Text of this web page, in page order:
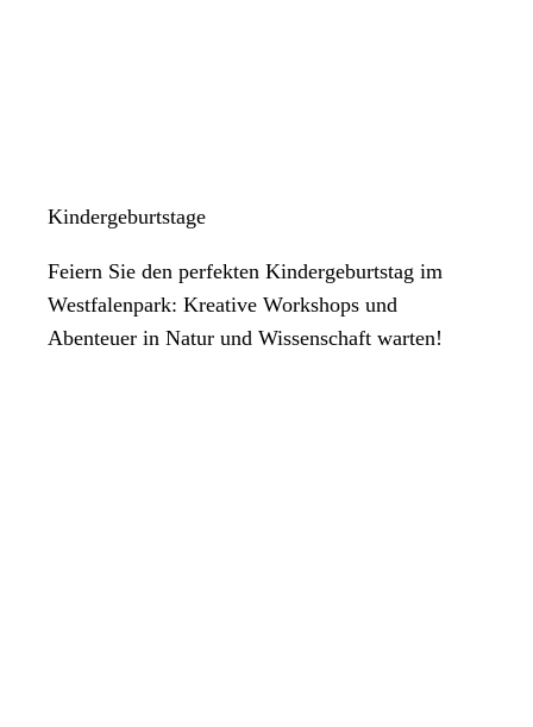
Kindergeburtstage
Feiern Sie den perfekten Kindergeburtstag im
Westfalenpark: Kreative Workshops und
Abenteuer in Natur und Wissenschaft warten!